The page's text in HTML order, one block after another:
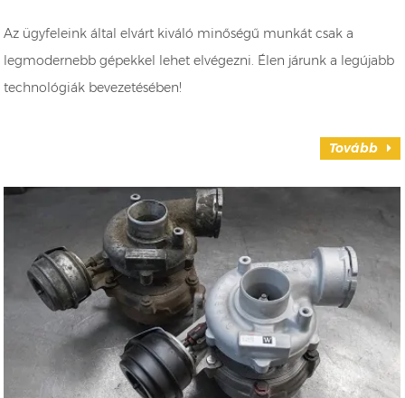
Az ügyfeleink által elvárt kiváló minőségű munkát csak a
legmodernebb gépekkel lehet elvégezni. Élen járunk a legújabb
technológiák bevezetésében!
Tovább